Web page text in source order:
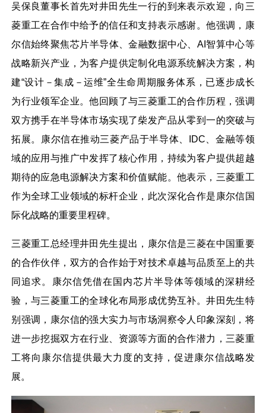
吴保良董事长首先对井田先生一行的到来表示欢迎，向三
菱重工在合作中给予的信任和支持表示感谢。他强调，康
尔信始终聚焦芯片半导体、金融数据中心、AI智算中心等
战略新兴产业，为客户提供定制化电源系统解决方案，构
建“设计－集成－运维”全生命周期服务体系，已逐步成长
为行业领军企业。他回顾了与三菱重工的合作历程，强调
双方携手在半导体市场实现了柴发产品从零到一的突破与
拓展。康尔信在推动三菱产品于半导体、IDC、金融等领
域的应用与推广中发挥了核心作用，持续为客户提供超越
期待的应急电源解决方案和价值赋能。他表示，三菱重工
作为全球工业领域的标杆企业，此次深化合作是康尔信国
际化战略的重要里程碑。
三菱重工总经理井田先生提出，康尔信是三菱在中国重要
的合作伙伴，双方的合作始于对技术卓越与品质至上的共
同追求。康尔信凭借在国内芯片半导体等领域的深耕经
验，与三菱重工的全球化布局形成优势互补。井田先生特
别强调，康尔信的强大实力与市场洞察令人印象深刻，将
进一步挖掘双方在行业、资源等方面的合作潜力，三菱重
工将向康尔信提供最大力度的支持，促进康尔信战略发
展。